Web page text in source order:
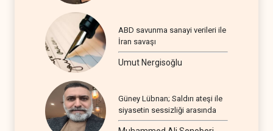
ABD savunma sanayi verileri ile
İran savaşı
Umut Nergisoğlu
Güney Lübnan; Saldırı ateşi ile
siyasetin sessizliği arasında